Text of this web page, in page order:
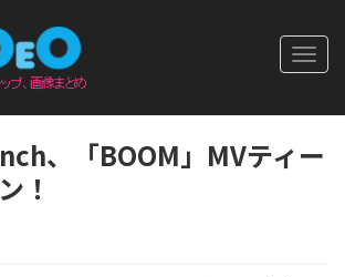
、「BOOM」MVティー
！